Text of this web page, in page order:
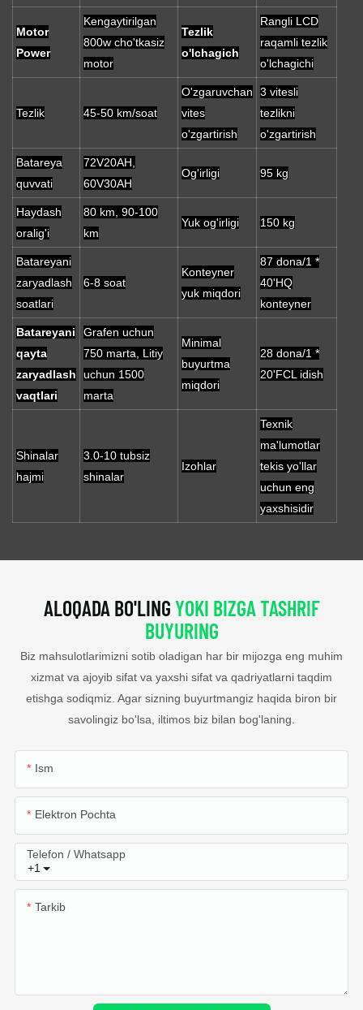
Motor
Power
Kengaytirilgan
800w cho'tkasiz
motor
Tezlik
o'lchagich
Rangli LCD
raqamli tezlik
o'lchagichi
Tezlik 45-50 km/soat
O'zgaruvchan
vites
o'zgartirish
3 vitesli
tezlikni
o'zgartirish
Batareya
quvvati
72V20AH,
60V30AH
Og'irligi 95 kg
Haydash
oralig'i
80 km, 90-100
km
Yuk og'irligi 150 kg
Batareyani
zaryadlash
soatlari
6-8 soat
Konteyner
yuk miqdori
87 dona/1 *
40'HQ
konteyner
Batareyani
qayta
zaryadlash
vaqtlari
Grafen uchun
750 marta, Litiy
uchun 1500
marta
Minimal
buyurtma
miqdori
28 dona/1 *
20'FCL idish
Shinalar
hajmi
3.0-10 tubsiz
shinalar
Izohlar
Texnik
ma'lumotlar
tekis yo'llar
uchun eng
yaxshisidir
ALOQADA BO'LINGYOKI BIZGA TASHRIF
BUYURING
Biz mahsulotlarimizni sotib oladigan har bir mijozga eng muhim
xizmat va ajoyib sifat va yaxshi sifat va qadriyatlarni taqdim
etishga sodiqmiz. Agar sizning buyurtmangiz haqida biron bir
savolingiz bo'lsa, iltimos biz bilan bog'laning.
Ism
Elektron Pochta
+1
Telefon / Whatsapp
Tarkib